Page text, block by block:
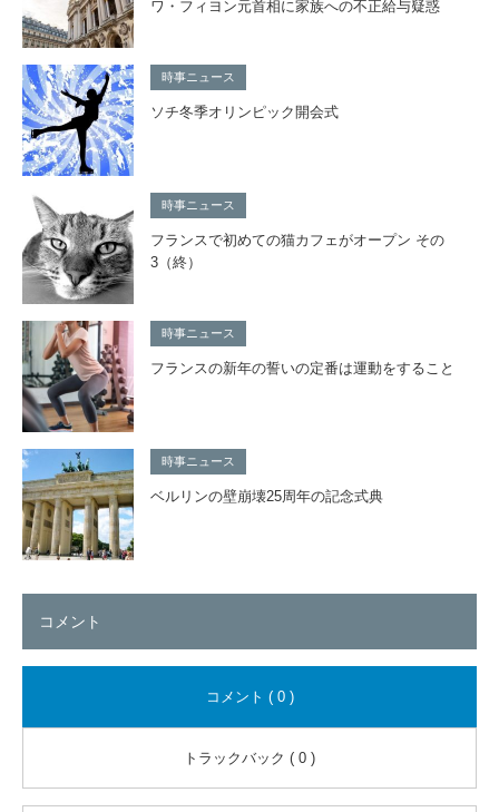
ワ・フィヨン元首相に家族への不正給与疑惑
時事ニュース
ソチ冬季オリンピック開会式
時事ニュース
フランスで初めての猫カフェがオープン その
3（終）
時事ニュース
フランスの新年の誓いの定番は運動をすること
時事ニュース
ベルリンの壁崩壊25周年の記念式典
コメント
コメント ( 0 )
トラックバック ( 0 )